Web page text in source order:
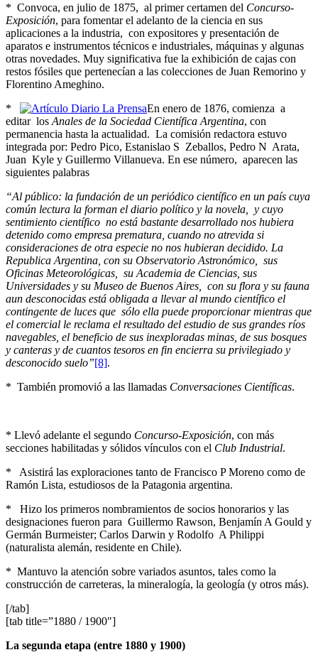
* Convoca, en julio de 1875, al primer certamen del Concurso-
Exposición, para fomentar el adelanto de la ciencia en sus
aplicaciones a la industria, con expositores y presentación de
aparatos e instrumentos técnicos e industriales, máquinas y algunas
otras novedades. Muy significativa fue la exhibición de cajas con
restos fósiles que pertenecían a las colecciones de Juan Remorino y
Florentino Ameghino.
*
En enero de 1876, comienza a
editar los Anales de la Sociedad Científica Argentina, con
permanencia hasta la actualidad. La comisión redactora estuvo
integrada por: Pedro Pico, Estanislao S Zeballos, Pedro N Arata,
Juan Kyle y Guillermo Villanueva. En ese número, aparecen las
siguientes palabras
“Al público: la fundación de un periódico científico en un país cuya
común lectura la forman el diario político y la novela, y cuyo
sentimiento científico no está bastante desarrollado nos hubiera
detenido como empresa prematura, cuando no atrevida si
consideraciones de otra especie no nos hubieran decidido. La
Republica Argentina, con su Observatorio Astronómico, sus
Oficinas Meteorológicas, su Academia de Ciencias, sus
Universidades y su Museo de Buenos Aires, con su flora y su fauna
aun desconocidas está obligada a llevar al mundo científico el
contingente de luces que sólo ella puede proporcionar mientras que
el comercial le reclama el resultado del estudio de sus grandes ríos
navegables, el beneficio de sus inexploradas minas, de sus bosques
y canteras y de cuantos tesoros en fin encierra su privilegiado y
desconocido suelo”[8].
* También promovió a las llamadas Conversaciones Científicas.
* Llevó adelante el segundo Concurso-Exposición, con más
secciones habilitadas y sólidos vínculos con el Club Industrial.
* Asistirá las exploraciones tanto de Francisco P Moreno como de
Ramón Lista, estudiosos de la Patagonia argentina.
* Hizo los primeros nombramientos de socios honorarios y las
designaciones fueron para Guillermo Rawson, Benjamín A Gould y
Germán Burmeister; Carlos Darwin y Rodolfo A Philippi
(naturalista alemán, residente en Chile).
* Mantuvo la atención sobre variados asuntos, tales como la
construcción de carreteras, la mineralogía, la geología (y otros más).
[/tab]
[tab title=”1880 / 1900″]
La segunda etapa (entre 1880 y 1900)